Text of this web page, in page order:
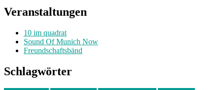
Veranstaltungen
10 im quadrat
Sound Of Munich Now
Freundschaftsbänd
Schlagwörter